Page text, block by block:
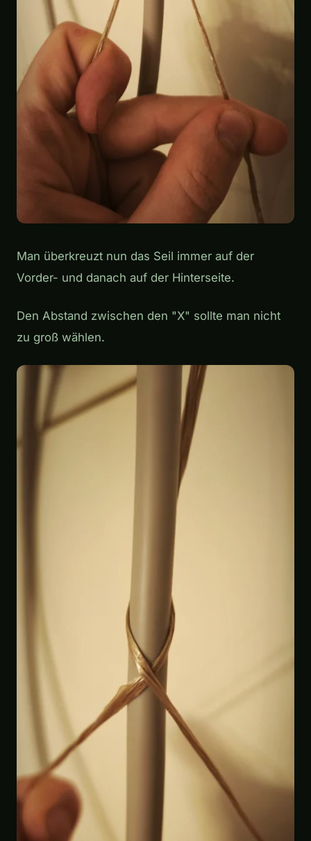
Man überkreuzt nun das Seil immer auf der
Vorder- und danach auf der Hinterseite.
Den Abstand zwischen den "X" sollte man nicht
zu groß wählen.